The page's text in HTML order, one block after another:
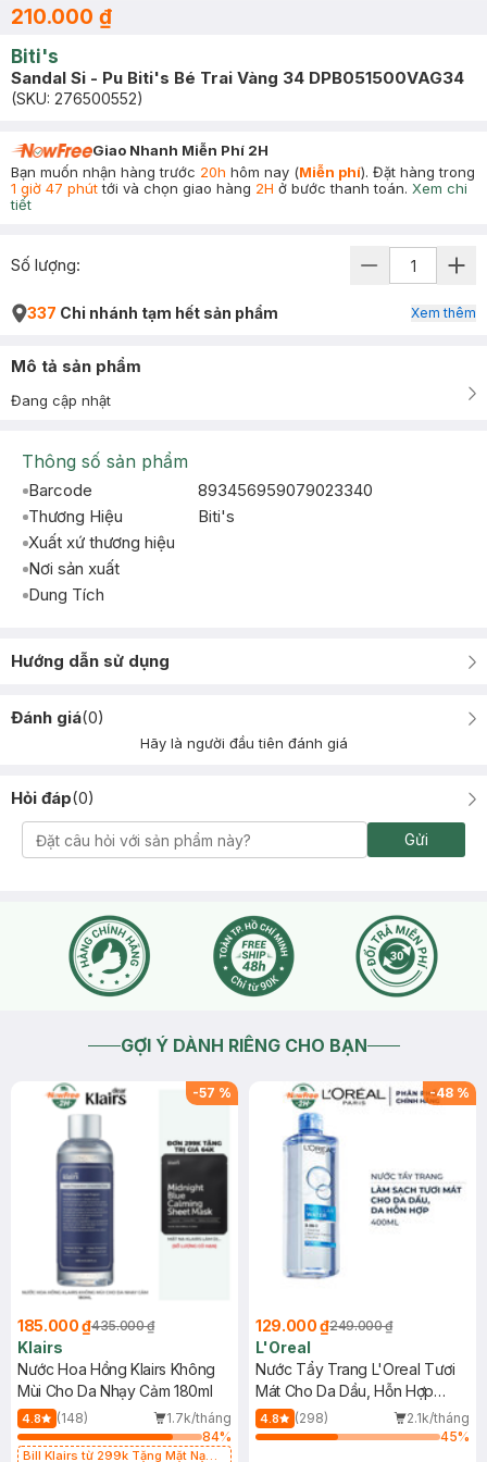
210.000 ₫
Biti's
Sandal Si - Pu Biti's Bé Trai Vàng 34 DPB051500VAG34
(SKU: 276500552)
Giao Nhanh Miễn Phí 2H
Bạn muốn nhận hàng trước 20h hôm nay (Miễn phí). Đặt hàng trong
1 giờ 47 phúttới và chọn giao hàng 2H ở bước thanh toán. Xem chi
tiết
Số lượng:
337 Chi nhánh tạm hết sản phẩm Xem thêm
Mô tả sản phẩm
Đang cập nhật
Thông số sản phẩm
Barcode
893456959079023340
Thương Hiệu
Biti's
Xuất xứ thương hiệu
Nơi sản xuất
Dung Tích
Hướng dẫn sử dụng
Đánh giá(0)
Hãy là người đầu tiên đánh giá
Hỏi đáp(0)
Gửi
GỢI Ý DÀNH RIÊNG CHO BẠN
-57 %
185.000 ₫435.000 ₫
Klairs
Nước Hoa Hồng Klairs Không
Mùi Cho Da Nhạy Cảm 180ml
4.8 (148)
1.7k/tháng
84%
Bill Klairs từ 299k Tặng Mặt Nạ
-48 %
129.000 ₫249.000 ₫
L'Oreal
Nước Tẩy Trang L'Oreal Tươi
Mát Cho Da Dầu, Hỗn Hợp
400ml
4.8 (298)
2.1k/tháng
45%